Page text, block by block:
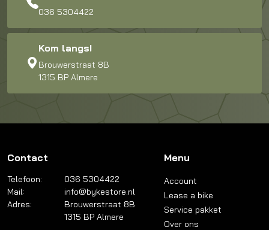
036 5304422
Kom langs!
Brouwerstraat 8B
1315 BP Almere
Contact
Telefoon:
036 5304422
Mail:
info@bykestore.nl
Adres:
Brouwerstraat 8B
1315 BP Almere
Menu
Account
Lease a bike
Service pakket
Over ons